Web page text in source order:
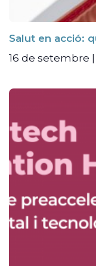
Salut en acció:
16 de setembre |